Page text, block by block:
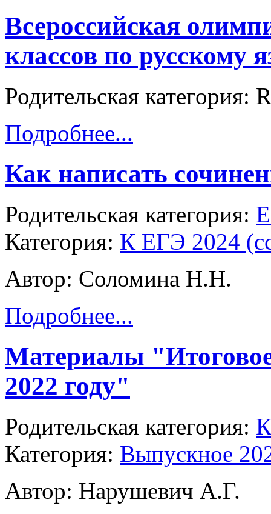
Всероссийская
классов по русскому
Родительская категория:
Подробнее...
Как написать
Родительская категория:
Категория: К ЕГЭ 2024
Автор: Соломина Н.Н.
Подробнее...
Материалы
2022 году"
Родительская категория:
Категория: Выпускное
Автор: Нарушевич А.Г.